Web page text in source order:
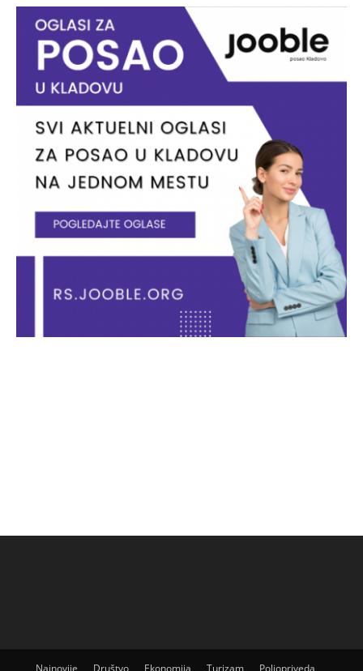
Najnovije Društvo Ekonomija Turizam Poljopriveda